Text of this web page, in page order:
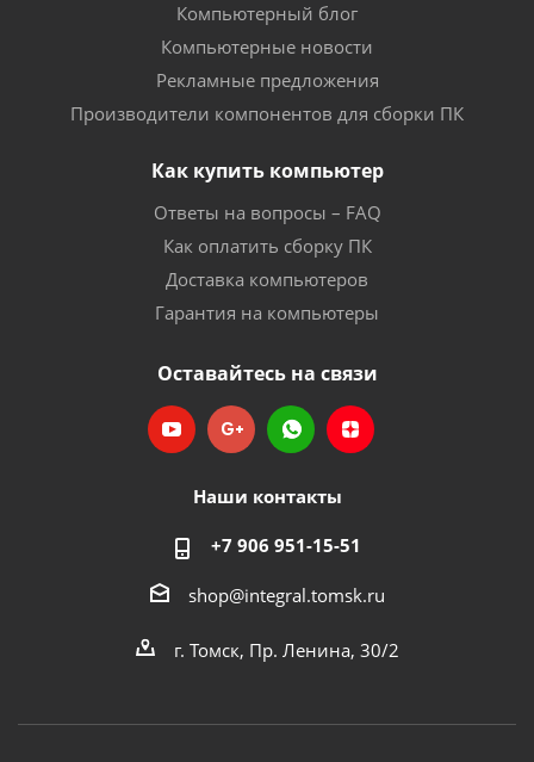
Компьютерный блог
Компьютерные новости
Рекламные предложения
Производители компонентов для сборки ПК
Как купить компьютер
Ответы на вопросы – FAQ
Как оплатить сборку ПК
Доставка компьютеров
Гарантия на компьютеры
Оставайтесь на связи
Наши контакты
+7 906 951-15-51
shop@integral.tomsk.ru
г. Томск, Пр. Ленина, 30/2